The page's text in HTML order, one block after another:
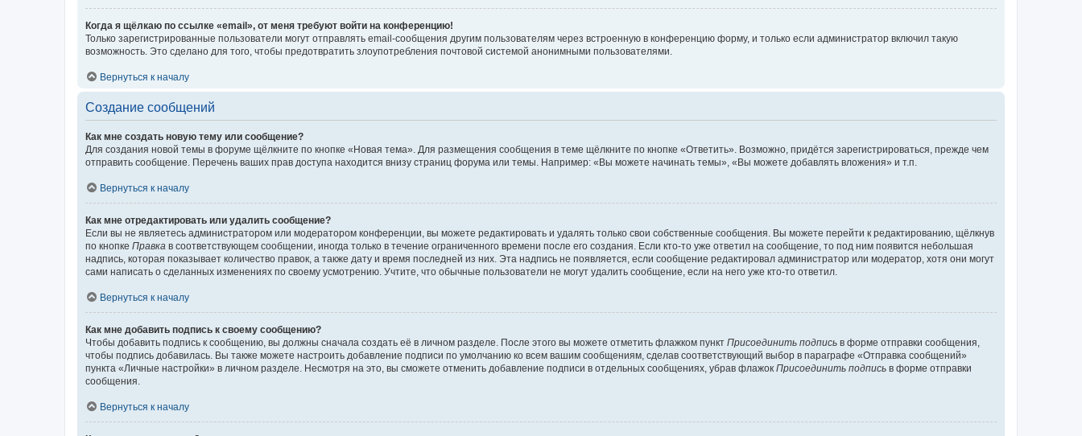
Когда я щёлкаю по ссылке «email», от меня требуют войти на конференцию!
Только зарегистрированные пользователи могут отправлять email-сообщения другим пользователям через встроенную в конференцию форму, и только если администратор включил такую
возможность. Это сделано для того, чтобы предотвратить злоупотребления почтовой системой анонимными пользователями.
Вернуться к началу
Создание сообщений
Как мне создать новую тему или сообщение?
Для создания новой темы в форуме щёлкните по кнопке «Новая тема». Для размещения сообщения в теме щёлкните по кнопке «Ответить». Возможно, придётся зарегистрироваться, прежде чем
отправить сообщение. Перечень ваших прав доступа находится внизу страниц форума или темы. Например: «Вы можете начинать темы», «Вы можете добавлять вложения» и т.п.
Вернуться к началу
Как мне отредактировать или удалить сообщение?
Если вы не являетесь администратором или модератором конференции, вы можете редактировать и удалять только свои собственные сообщения. Вы можете перейти к редактированию, щёлкнув
по кнопке Правка в соответствующем сообщении, иногда только в течение ограниченного времени после его создания. Если кто-то уже ответил на сообщение, то под ним появится небольшая
надпись, которая показывает количество правок, а также дату и время последней из них. Эта надпись не появляется, если сообщение редактировал администратор или модератор, хотя они могут
сами написать о сделанных изменениях по своему усмотрению. Учтите, что обычные пользователи не могут удалить сообщение, если на него уже кто-то ответил.
Вернуться к началу
Как мне добавить подпись к своему сообщению?
Чтобы добавить подпись к сообщению, вы должны сначала создать её в личном разделе. После этого вы можете отметить флажком пункт Присоединить подпись в форме отправки сообщения,
чтобы подпись добавилась. Вы также можете настроить добавление подписи по умолчанию ко всем вашим сообщениям, сделав соответствующий выбор в параграфе «Отправка сообщений»
пункта «Личные настройки» в личном разделе. Несмотря на это, вы сможете отменить добавление подписи в отдельных сообщениях, убрав флажок Присоединить подпись в форме отправки
сообщения.
Вернуться к началу